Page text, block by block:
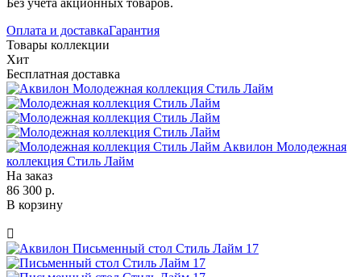
Оплата и доставкаГарантия
Товары коллекции
Хит
Бесплатная доставка
Аквилон Молодежная
коллекция Стиль Лайм
На заказ
86 300 р.
В корзину